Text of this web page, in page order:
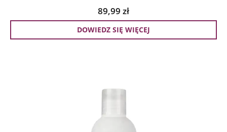
89,99 zł
DOWIEDZ SIĘ WIĘCEJ